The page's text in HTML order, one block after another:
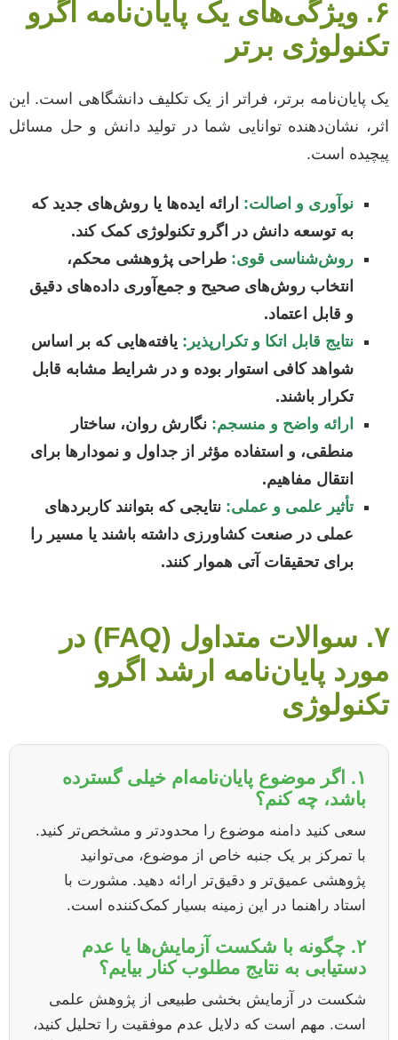
۶. ویژگی‌های یک پایان‌نامه اگرو
تکنولوژی برتر
یک پایان‌نامه برتر، فراتر از یک تکلیف دانشگاهی است. این
اثر، نشان‌دهنده توانایی شما در تولید دانش و حل مسائل
پیچیده است.
نوآوری و اصالت: ارائه ایده‌ها یا روش‌های جدید که
به توسعه دانش در اگرو تکنولوژی کمک کند.
روش‌شناسی قوی: طراحی پژوهشی محکم،
انتخاب روش‌های صحیح و جمع‌آوری داده‌های دقیق
و قابل اعتماد.
نتایج قابل اتکا و تکرارپذیر: یافته‌هایی که بر اساس
شواهد کافی استوار بوده و در شرایط مشابه قابل
تکرار باشند.
ارائه واضح و منسجم: نگارش روان، ساختار
منطقی، و استفاده مؤثر از جداول و نمودارها برای
انتقال مفاهیم.
تأثیر علمی و عملی: نتایجی که بتوانند کاربردهای
عملی در صنعت کشاورزی داشته باشند یا مسیر را
برای تحقیقات آتی هموار کنند.
۷. سوالات متداول (FAQ) در
مورد پایان‌نامه ارشد اگرو
تکنولوژی
۱. اگر موضوع پایان‌نامه‌ام خیلی گسترده
باشد، چه کنم؟
سعی کنید دامنه موضوع را محدودتر و مشخص‌تر کنید.
با تمرکز بر یک جنبه خاص از موضوع، می‌توانید
پژوهشی عمیق‌تر و دقیق‌تر ارائه دهید. مشورت با
استاد راهنما در این زمینه بسیار کمک‌کننده است.
۲. چگونه با شکست آزمایش‌ها یا عدم
دستیابی به نتایج مطلوب کنار بیایم؟
شکست در آزمایش بخشی طبیعی از پژوهش علمی
است. مهم است که دلایل عدم موفقیت را تحلیل کنید،